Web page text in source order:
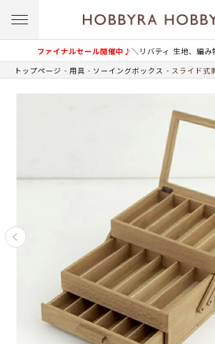
ファイナルセール開催中♪＼リバティ 生地、編
トップページ 用具 ソーイングボックス スライド式